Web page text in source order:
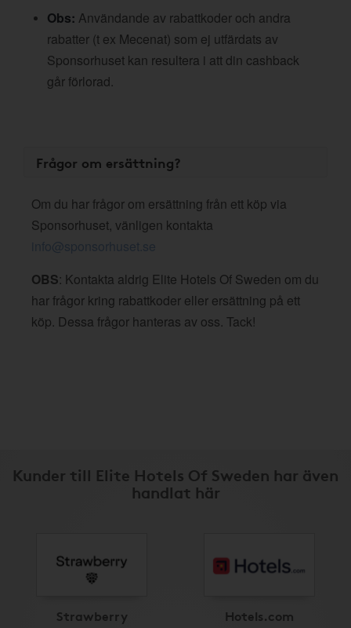
Obs: Användande av rabattkoder och andra
rabatter (t ex Mecenat) som ej utfärdats av
Sponsorhuset kan resultera i att din cashback
går förlorad.
Frågor om ersättning?
Om du har frågor om ersättning från ett köp via
Sponsorhuset, vänligen kontakta
info@sponsorhuset.se
OBS: Kontakta aldrig Elite Hotels Of Sweden om du
har frågor kring rabattkoder eller ersättning på ett
köp. Dessa frågor hanteras av oss. Tack!
Kunder till Elite Hotels Of Sweden har även
handlat här
Strawberry Hotels.com